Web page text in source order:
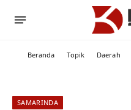
Beranda Topik Daerah
SAMARINDA